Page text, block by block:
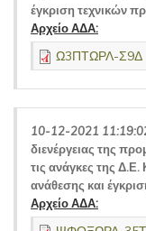
έγκριση τεχνικών
Αρχείο ΑΔΑ:
Ω3ΠΤΩΡΛ-Σ9Δ
10-12-2021
διενέργειας της
τις ανάγκες της Δ.Ε.
ανάθεσης και
Αρχείο ΑΔΑ: